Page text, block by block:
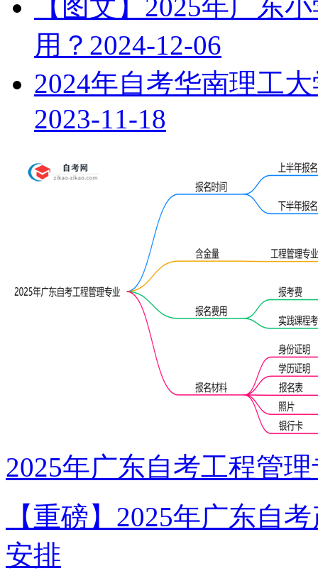
【图文】2025年广东
用？ 2024-12-06
2024年自考华南理工
2023-11-18
2025年广东自考工程管
【重磅】2025年广东自
安排